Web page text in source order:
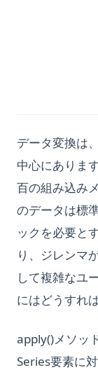
データ変換は
中心にありま
百の組み込み
のデータは標
ックを必要と
り、ジレンマ
して複雑なユ
にはどうすれ
apply()メソッ
Series要素に